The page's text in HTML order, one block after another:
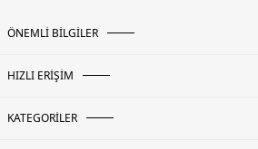
ÖNEMLİ BİLGİLER
HIZLI ERİŞİM
KATEGORİLER